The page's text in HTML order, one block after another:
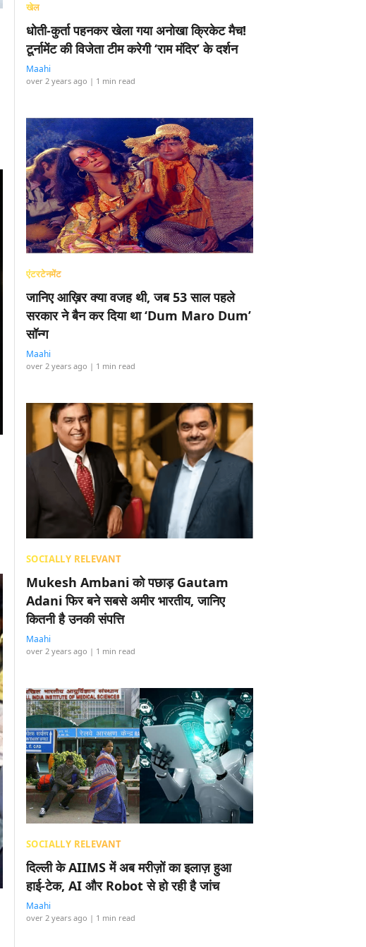
खेल
धोती-कुर्ता पहनकर खेला गया अनोखा क्रिकेट मैच!
टूर्नामेंट की विजेता टीम करेगी ‘राम मंदिर’ के दर्शन
Maahi
over 2 years ago | 1 min read
एंटरटेनमेंट
जानिए आख़िर क्या वजह थी, जब 53 साल पहले
सरकार ने बैन कर दिया था ‘Dum Maro Dum’
सॉन्ग
Maahi
over 2 years ago | 1 min read
SOCIALLY RELEVANT
Mukesh Ambani को पछाड़ Gautam
Adani फिर बने सबसे अमीर भारतीय, जानिए
कितनी है उनकी संपत्ति
Maahi
over 2 years ago | 1 min read
SOCIALLY RELEVANT
दिल्ली के AIIMS में अब मरीज़ों का इलाज़ हुआ
हाई-टेक, AI और Robot से हो रही है जांच
Maahi
over 2 years ago | 1 min read